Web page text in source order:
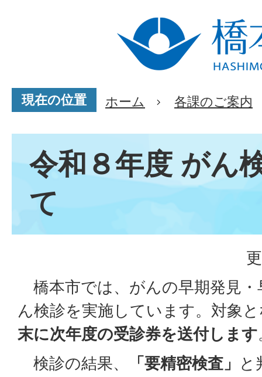
現在の位置 ホーム 各課のご案内
令和８年度 がん
て
橋本市では、がんの早期発見・
ん検診を実施しています。対象
末に次年度の受診券を送付します
検診の結果、
「要精密検査」
と